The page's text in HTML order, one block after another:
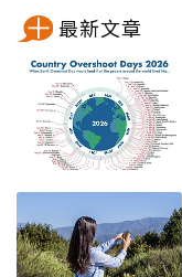
最新文章